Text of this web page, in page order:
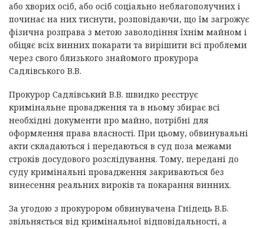
або хворих осіб, або осіб соціально неблагополучних і
починає на них тиснути, розповідаючи, що їм загрожує
фізична розправа з метою заволодіння їхнім майном і
обіцяє всіх винних покарати та вирішити всі проблеми
через свого близького знайомого прокурора
Садлівського В.В.
Прокурор Садлівський В.В. швидко реєструє
кримінальне провадження та в ньому збирає всі
необхідні документи про майно, потрібні для
оформлення права власності. При цьому, обвинувальні
акти складаються і передаються в суд поза межами
строків досудового розслідування. Тому, передані до
суду кримінальні провадження закриваються без
винесення реальних вироків та покарання винних.
За угодою з прокурором обвинувачена Гнідець В.Б.
звільняється від кримінальної відповідальності, а